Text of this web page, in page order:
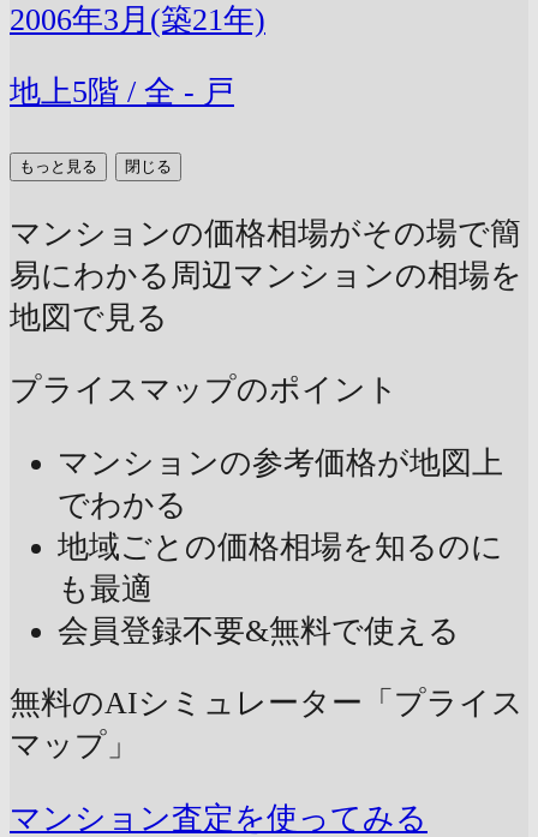
2006年3月(築21年)
地上5階 / 全 - 戸
もっと見る 閉じる
マンションの価格相場がその場で簡
易にわかる 周辺マンションの相場を
地図で見る
プライスマップのポイント
マンションの参考価格が地図上
でわかる
地域ごとの価格相場を知るのに
も最適
会員登録不要&無料で使える
無料のAIシミュレーター「プライス
マップ」
マンション査定を使ってみる